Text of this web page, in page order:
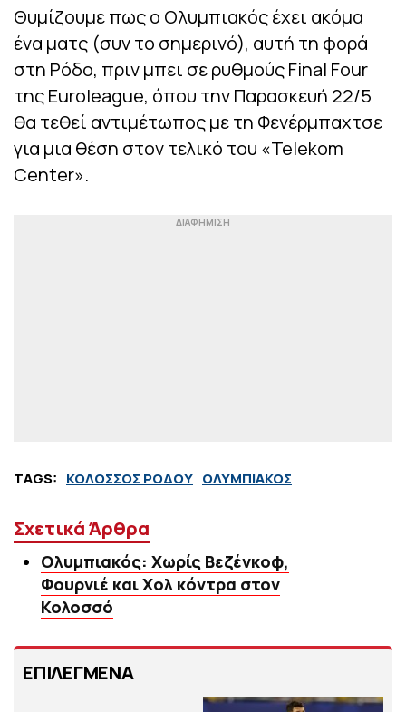
Θυμίζουμε πως ο Ολυμπιακός έχει ακόμα
ένα ματς (συν το σημερινό), αυτή τη φορά
στη Ρόδο, πριν μπει σε ρυθμούς Final Four
της Euroleague, όπου την Παρασκευή 22/5
θα τεθεί αντιμέτωπος με τη Φενέρμπαχτσε
για μια θέση στον τελικό του «Telekom
Center».
TAGS: ΚΟΛΟΣΣΟΣ ΡΟΔΟΥ ΟΛΥΜΠΙΑΚΟΣ
Σχετικά Άρθρα
Ολυμπιακός: Χωρίς Βεζένκοφ,
Φουρνιέ και Χολ κόντρα στον
Κολοσσό
ΕΠΙΛΕΓΜΕΝΑ